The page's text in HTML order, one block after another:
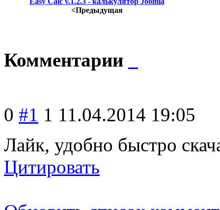
<Предыдущая
Комментарии
0 #1 1 11.04.2014 19:05
Лайк, удобно быстро
Цитировать